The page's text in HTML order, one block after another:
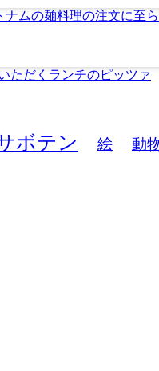
ムの麺料理の注文に至
ただくランチのピッツァ
ボテン 絵 動